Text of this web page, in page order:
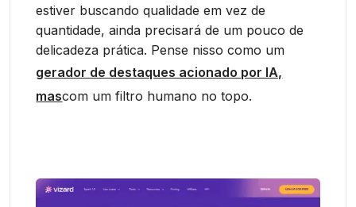
estiver buscando qualidade em vez de
quantidade, ainda precisará de um pouco de
delicadeza prática. Pense nisso como um
gerador de destaques acionado por IA,
mascom um filtro humano no topo.